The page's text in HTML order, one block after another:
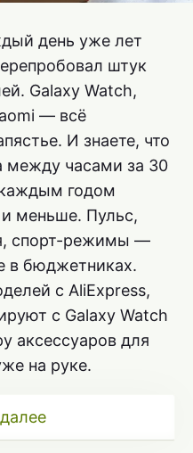
день уже лет
штук
Galaxy Watch,
— всё
И знаете, что
между часами за 30
годом
меньше. Пульс,
спорт-режимы —
в бюджетниках.
с AliExpress,
с Galaxy Watch
аксессуаров для
на руке.